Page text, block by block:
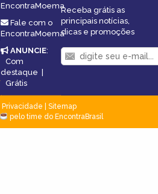
EncontraMoema
Fale com o
EncontraMoema
ANUNCIE:
Com
destaque
Grátis
Receba grátis as
principais notícias,
dicas e promoções
Privacidade
Sitemap
pelo time do EncontraBrasil